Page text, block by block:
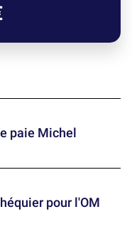
paie Michel
pour l'OM